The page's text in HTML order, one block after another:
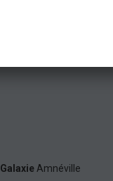
Galaxie Amnéville